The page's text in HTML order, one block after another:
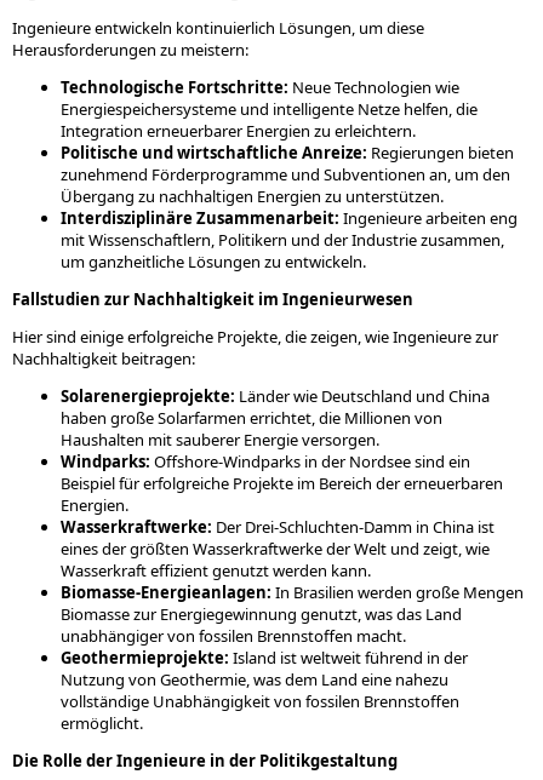
Ingenieure entwickeln kontinuierlich Lösungen, um diese
Herausforderungen zu meistern:
Technologische Fortschritte: Neue Technologien wie
Energiespeichersysteme und intelligente Netze helfen, die
Integration erneuerbarer Energien zu erleichtern.
Politische und wirtschaftliche Anreize: Regierungen bieten
zunehmend Förderprogramme und Subventionen an, um den
Übergang zu nachhaltigen Energien zu unterstützen.
Interdisziplinäre Zusammenarbeit: Ingenieure arbeiten eng
mit Wissenschaftlern, Politikern und der Industrie zusammen,
um ganzheitliche Lösungen zu entwickeln.
Fallstudien zur Nachhaltigkeit im Ingenieurwesen
Hier sind einige erfolgreiche Projekte, die zeigen, wie Ingenieure zur
Nachhaltigkeit beitragen:
Solarenergieprojekte: Länder wie Deutschland und China
haben große Solarfarmen errichtet, die Millionen von
Haushalten mit sauberer Energie versorgen.
Windparks: Offshore-Windparks in der Nordsee sind ein
Beispiel für erfolgreiche Projekte im Bereich der erneuerbaren
Energien.
Wasserkraftwerke: Der Drei-Schluchten-Damm in China ist
eines der größten Wasserkraftwerke der Welt und zeigt, wie
Wasserkraft effizient genutzt werden kann.
Biomasse-Energieanlagen: In Brasilien werden große Mengen
Biomasse zur Energiegewinnung genutzt, was das Land
unabhängiger von fossilen Brennstoffen macht.
Geothermieprojekte: Island ist weltweit führend in der
Nutzung von Geothermie, was dem Land eine nahezu
vollständige Unabhängigkeit von fossilen Brennstoffen
ermöglicht.
Die Rolle der Ingenieure in der Politikgestaltung